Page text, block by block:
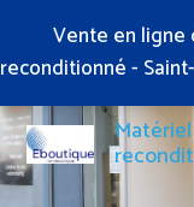
Vente en
reconditionné -
contenu